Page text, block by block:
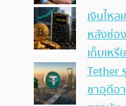
เงินไห
หลังช่อ
เก็บเห
Tether
ซาอุดีอ